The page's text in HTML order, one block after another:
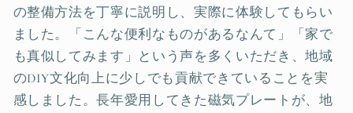
の整備方法を丁寧に説明し、実際に体験してもらい
ました。「こんな便利なものがあるなんて」「家で
も真似してみます」という声を多くいただき、地域
のDIY文化向上に少しでも貢献できていることを実
感しました。長年愛用してきた磁気プレートが、地